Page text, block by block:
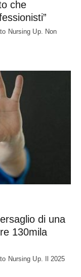
che
Nursing Up. Non
di una
130mila
Nursing Up. Il 2025